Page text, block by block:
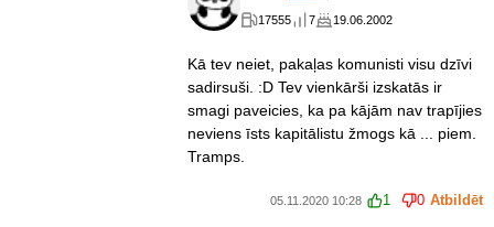
17555 7 19.06.2002
Kā tev neiet, pakaļas komunisti visu dzīvi
sadirsuši. :D Tev vienkārši izskatās ir
smagi paveicies, ka pa kājām nav trapījies
neviens īsts kapitālistu žmogs kā ... piem.
Tramps.
05.11.2020 10:28 1 0 Atbildēt